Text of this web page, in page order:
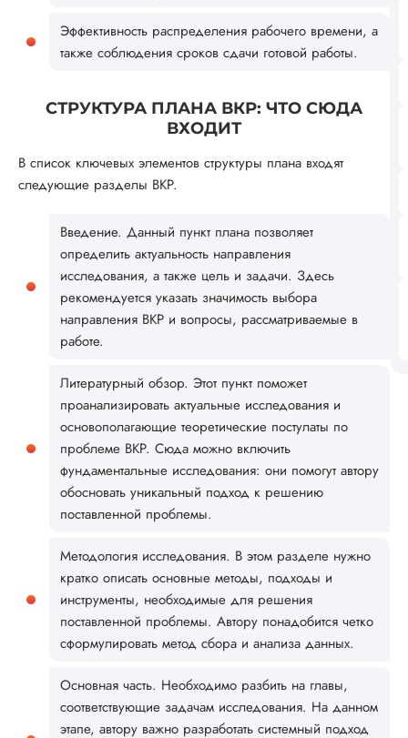
Эффективность распределения рабочего времени, а
также соблюдения сроков сдачи готовой работы.
СТРУКТУРА ПЛАНА ВКР: ЧТО СЮДА
ВХОДИТ
В список ключевых элементов структуры плана входят
следующие разделы ВКР.
Введение. Данный пункт плана позволяет
определить актуальность направления
исследования, а также цель и задачи. Здесь
рекомендуется указать значимость выбора
направления ВКР и вопросы, рассматриваемые в
работе.
Литературный обзор. Этот пункт поможет
проанализировать актуальные исследования и
основополагающие теоретические постулаты по
проблеме ВКР. Сюда можно включить
фундаментальные исследования: они помогут автору
обосновать уникальный подход к решению
поставленной проблемы.
Методология исследования. В этом разделе нужно
кратко описать основные методы, подходы и
инструменты, необходимые для решения
поставленной проблемы. Автору понадобится четко
сформулировать метод сбора и анализа данных.
Основная часть. Необходимо разбить на главы,
соответствующие задачам исследования. На данном
этапе, автору важно разработать системный подход